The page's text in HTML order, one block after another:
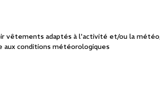
vêtements adaptés à l'activité et/ou la météo
conditions météorologiques